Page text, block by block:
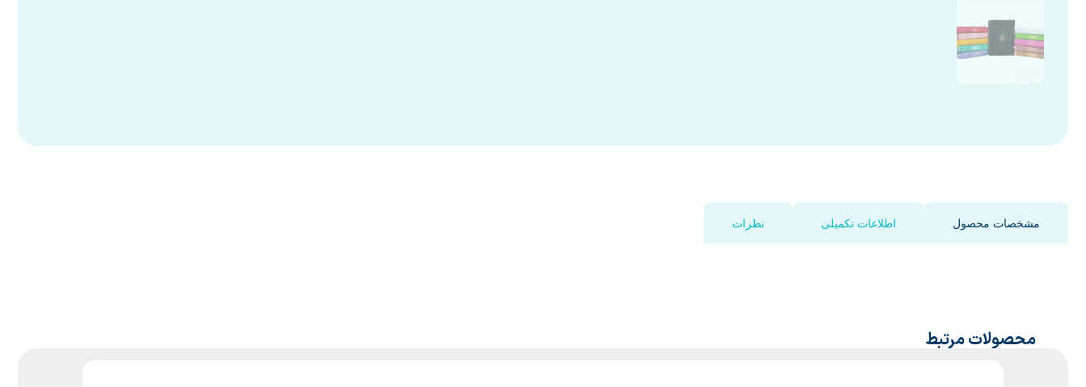
مشخصات محصول اطلاعات تکمیلی نظرات
محصولات مرتبط